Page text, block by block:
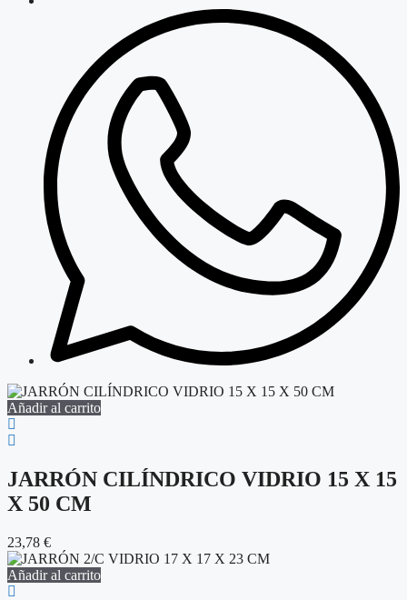
Añadir al carrito
JARRÓN CILÍNDRICO VIDRIO 15 X 15
X 50 CM
23,78 €
Añadir al carrito